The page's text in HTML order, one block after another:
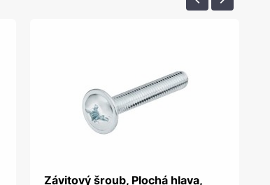
Závitový šroub, Plochá hlava,